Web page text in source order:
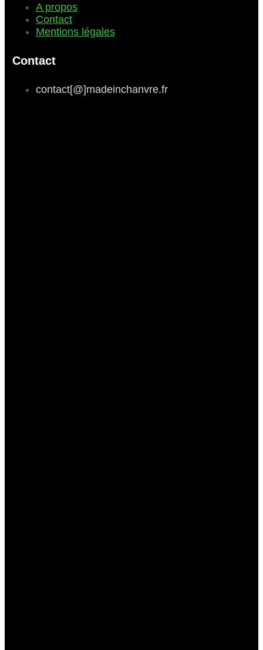
A propos
Contact
Mentions légales
Contact
contact[@]madeinchanvre.fr